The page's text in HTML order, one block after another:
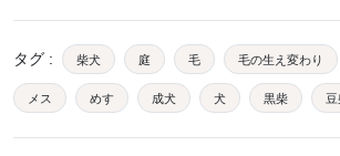
タグ : 柴犬 庭 毛 毛の生え変わり
メス めす 成犬 犬 黒柴 豆
いぬ イヌ 哺乳類 生き物 黒